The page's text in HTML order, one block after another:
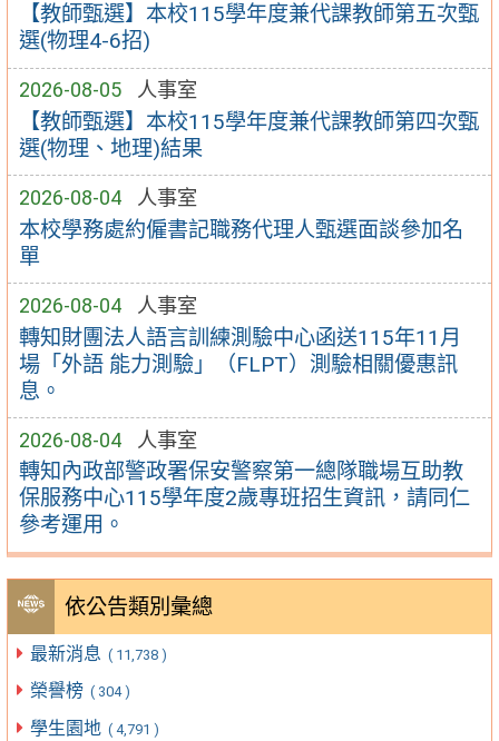
【教師甄選】本校115學年度兼代課教師第五次甄
選(物理4-6招)
2026-08-05 人事室
【教師甄選】本校115學年度兼代課教師第四次甄
選(物理、地理)結果
2026-08-04 人事室
本校學務處約僱書記職務代理人甄選面談參加名
單
2026-08-04 人事室
轉知財團法人語言訓練測驗中心函送115年11月
場「外語 能力測驗」（FLPT）測驗相關優惠訊
息。
2026-08-04 人事室
轉知內政部警政署保安警察第一總隊職場互助教
保服務中心115學年度2歲專班招生資訊，請同仁
參考運用。
依公告類別彙總
最新消息 ( 11,738 )
榮譽榜 ( 304 )
學生園地 ( 4,791 )